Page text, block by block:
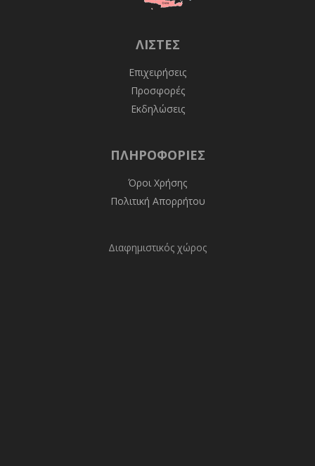
ΛΊΣΤΕΣ
Επιχειρήσεις
Προσφορές
Εκδηλώσεις
ΠΛΗΡΟΦΟΡΊΕΣ
Όροι Χρήσης
Πολιτική Απορρήτου
Διαφημιστικός χώρος